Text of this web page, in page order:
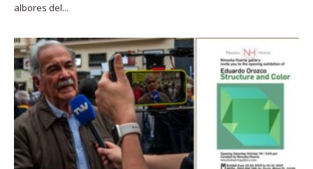
albores del...